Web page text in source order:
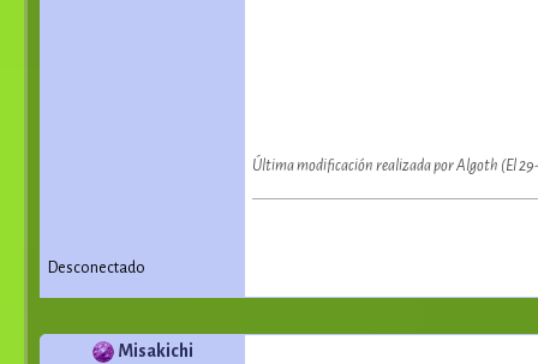
Última modificación realizada por Algoth (El
Desconectado
Misakichi